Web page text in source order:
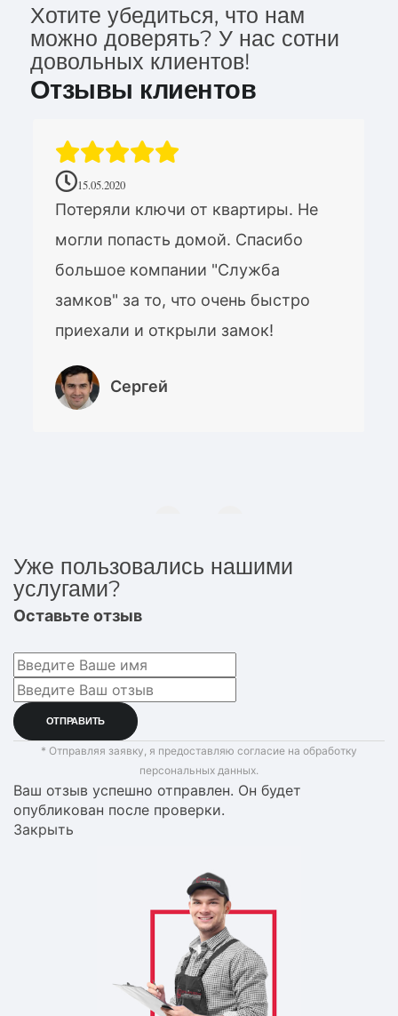
Хотите убедиться, что нам
можно доверять? У нас сотни
довольных клиентов!
Отзывы клиентов
15.05.2020
Потеряли ключи от квартиры. Не
могли попасть домой. Спасибо
большое компании "Служба
замков" за то, что очень быстро
приехали и открыли замок!
Сергей
Уже пользовались нашими
услугами?
Оставьте отзыв
* Отправляя заявку, я предоставляю согласие на обработку
персональных данных.
Ваш отзыв успешно отправлен. Он будет
опубликован после проверки.
Закрыть